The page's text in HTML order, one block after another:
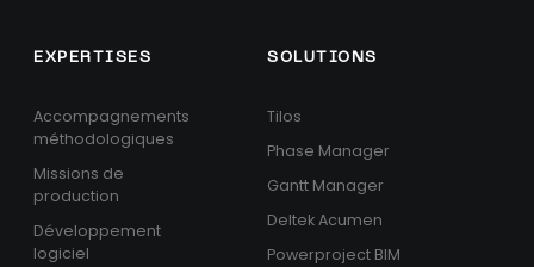
EXPERTISES
Accompagnements
méthodologiques
Missions de
production
Développement
logiciel
SOLUTIONS
Tilos
Phase Manager
Gantt Manager
Deltek Acumen
Powerproject BIM